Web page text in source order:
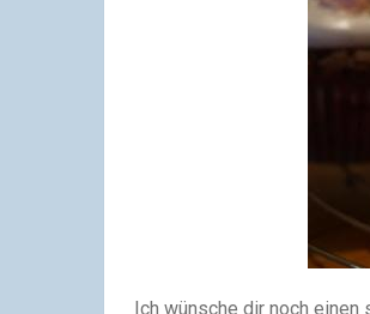
Ich wünsche dir noch